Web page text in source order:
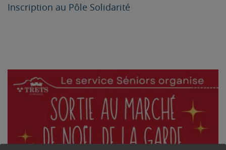
Inscription au Pôle Solidarité